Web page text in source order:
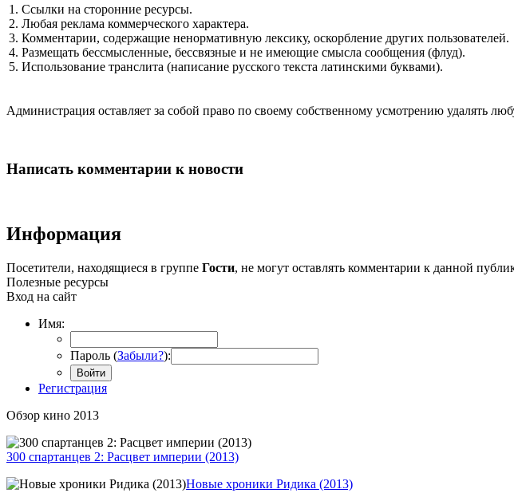
1. Ссылки на сторонние ресурсы.
2. Любая реклама коммерческого характера.
3. Комментарии, содержащие ненормативную лексику, оскорбление других пользователей.
4. Размещать бессмысленные, бессвязные и не имеющие смысла сообщения (флуд).
5. Использование транслита (написание русского текста латинскими буквами).
Администрация оставляет за собой право по своему собственному усмотрению удалять
Написать комментарии к новости
Информация
Посетители, находящиеся в группе Гости, не могут оставлять комментарии к данной
Полезные ресурсы
Вход на сайт
Имя:
Пароль (Забыли?):
Войти
Регистрация
Обзор кино 2013
300 спартанцев 2: Расцвет империи (2013)
Новые хроники Ридика (2013)